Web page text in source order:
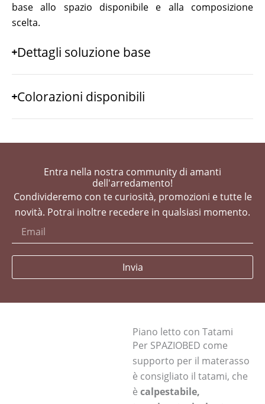
base allo spazio disponibile e alla composizione
scelta.
Dettagli soluzione base
Colorazioni disponibili
Entra nella nostra community di amanti
dell'arredamento!
Condivideremo con te curiosità, promozioni e tutte le
novità. Potrai inoltre recedere in qualsiasi momento.
Invia
Piano letto con Tatami
Per SPAZIOBED come
supporto per il materasso
è consigliato il tatami, che
è calpestabile,